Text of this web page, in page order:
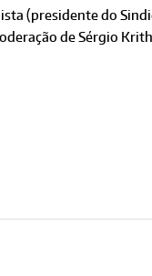
(presidente do
de Sérgio